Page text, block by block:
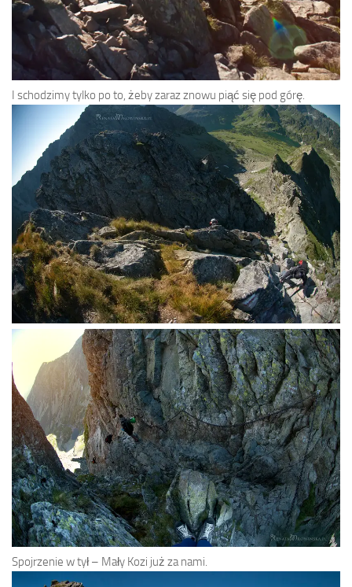
I schodzimy tylko po to, żeby zaraz znowu piąć się pod górę.
Spojrzenie w tył – Mały Kozi już za nami.